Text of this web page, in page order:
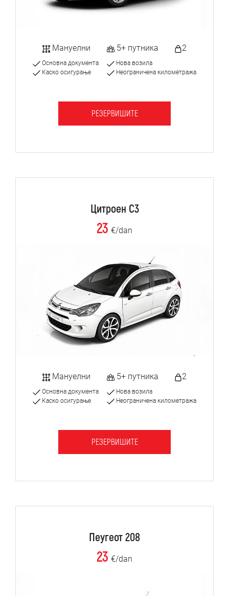
Мануелни 5+ путника 2
Основна документа
Каско осигурање
Нова возила
Неограничена километража
РЕЗЕРВИШИТЕ
Цитроен C3
23 €/dan
Мануелни 5+ путника 2
Основна документа
Каско осигурање
Нова возила
Неограничена километража
РЕЗЕРВИШИТЕ
Пеугеот 208
23 €/dan